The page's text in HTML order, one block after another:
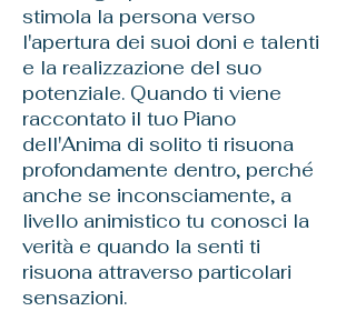
stimola la persona verso
l'apertura dei suoi doni e talenti
e la realizzazione del suo
potenziale. Quando ti viene
raccontato il tuo Piano
dell'Anima di solito ti risuona
profondamente dentro, perché
anche se inconsciamente, a
livello animistico tu conosci la
verità e quando la senti ti
risuona attraverso particolari
sensazioni.